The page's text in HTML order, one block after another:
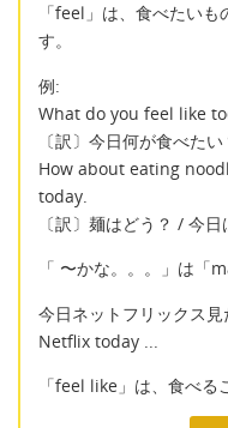
「feel」は、食べたい
す。
例:
What do you feel like
〔訳〕今日何が食べた
How about eating
today.
〔訳〕麺はどう？ / 今日
「 〜かな。。。」は「
今日ネットフリックス
Netflix today ...
「feel like」は、食べる